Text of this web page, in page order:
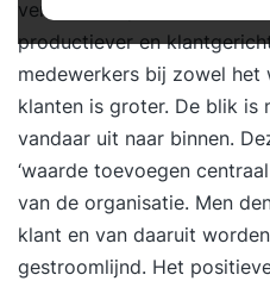
vertrouwen presteren
productiever en
medewerkers bij zowel het
klanten is groter. De blik is
vandaar uit naar binnen.
‘waarde toevoegen
van de organisatie. Men
klant en van daaruit
gestroomlijnd. Het